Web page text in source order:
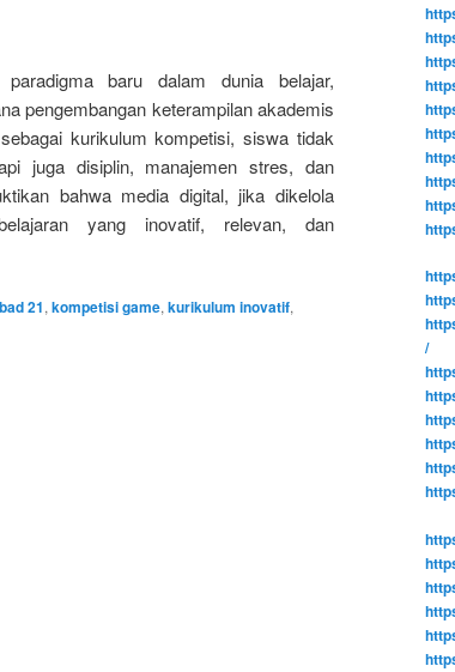
baru dalam dunia belajar,
pengembangan keterampilan akademis
kurikulum kompetisi, siswa tidak
juga disiplin, manajemen stres, dan
bahwa media digital, jika dikelola
yang inovatif, relevan, dan
21, kompetisi game, kurikulum inovatif,
/